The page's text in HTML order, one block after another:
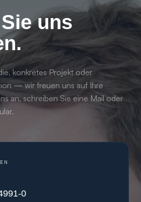
uns
konkretes Projekt oder
— wir freuen uns auf Ihre
an, schreiben Sie eine Mail oder
0